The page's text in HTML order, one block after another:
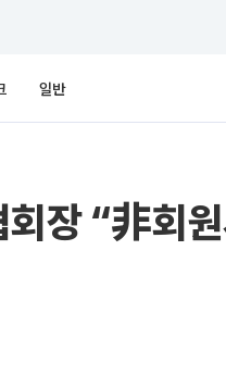
일반
장 “非회